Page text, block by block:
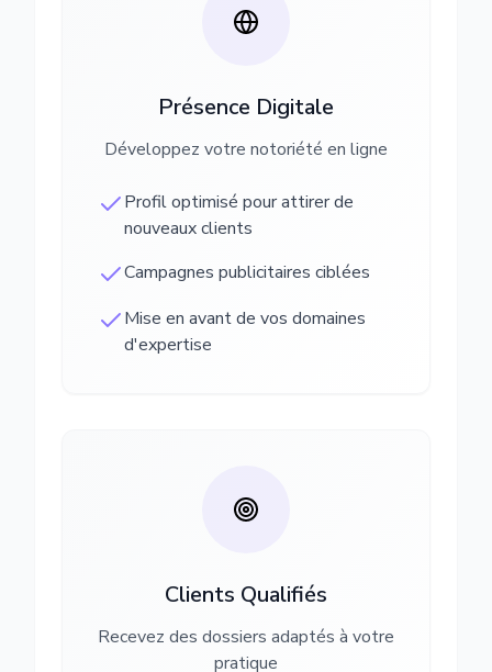
Présence Digitale
Développez votre notoriété en ligne
Profil optimisé pour attirer de
nouveaux clients
Campagnes publicitaires ciblées
Mise en avant de vos domaines
d'expertise
Clients Qualifiés
Recevez des dossiers adaptés à votre
pratique